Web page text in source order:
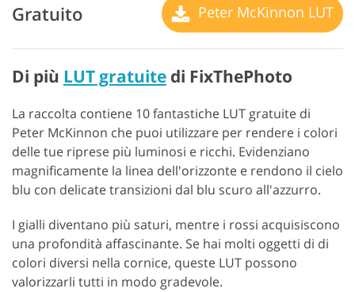
Gratuito Peter McKinnon LUT
Di più LUT gratuite di FixThePhoto
La raccolta contiene 10 fantastiche LUT gratuite di
Peter McKinnon che puoi utilizzare per rendere i colori
delle tue riprese più luminosi e ricchi. Evidenziano
magnificamente la linea dell'orizzonte e rendono il cielo
blu con delicate transizioni dal blu scuro all'azzurro.
I gialli diventano più saturi, mentre i rossi acquisiscono
una profondità affascinante. Se hai molti oggetti di di
colori diversi nella cornice, queste LUT possono
valorizzarli tutti in modo gradevole.